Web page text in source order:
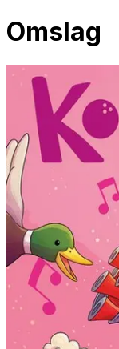
Omslag